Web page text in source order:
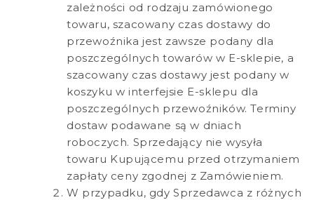
zależności od rodzaju zamówionego
towaru, szacowany czas dostawy do
przewoźnika jest zawsze podany dla
poszczególnych towarów w E-sklepie, a
szacowany czas dostawy jest podany w
koszyku w interfejsie E-sklepu dla
poszczególnych przewoźników. Terminy
dostaw podawane są w dniach
roboczych. Sprzedający nie wysyła
towaru Kupującemu przed otrzymaniem
zapłaty ceny zgodnej z Zamówieniem.
W przypadku, gdy Sprzedawca z różnych